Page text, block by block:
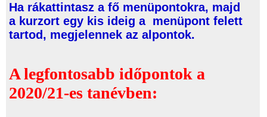
Ha rákattintasz a fő menüpontokra, majd
a kurzort egy kis ideig a menüpont felett
tartod, megjelennek az alpontok.
A legfontosabb időpontok a
2020/21-es tanévben: